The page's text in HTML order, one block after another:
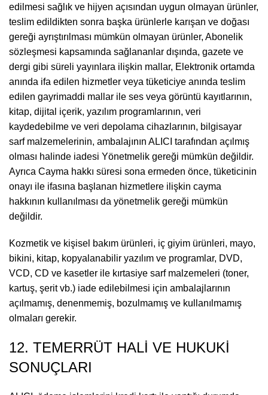
edilmesi sağlık ve hijyen açısından uygun olmayan ürünler,
teslim edildikten sonra başka ürünlerle karışan ve doğası
gereği ayrıştırılması mümkün olmayan ürünler, Abonelik
sözleşmesi kapsamında sağlananlar dışında, gazete ve
dergi gibi süreli yayınlara ilişkin mallar, Elektronik ortamda
anında ifa edilen hizmetler veya tüketiciye anında teslim
edilen gayrimaddi mallar ile ses veya görüntü kayıtlarının,
kitap, dijital içerik, yazılım programlarının, veri
kaydedebilme ve veri depolama cihazlarının, bilgisayar
sarf malzemelerinin, ambalajının ALICI tarafından açılmış
olması halinde iadesi Yönetmelik gereği mümkün değildir.
Ayrıca Cayma hakkı süresi sona ermeden önce, tüketicinin
onayı ile ifasına başlanan hizmetlere ilişkin cayma
hakkının kullanılması da yönetmelik gereği mümkün
değildir.
Kozmetik ve kişisel bakım ürünleri, iç giyim ürünleri, mayo,
bikini, kitap, kopyalanabilir yazılım ve programlar, DVD,
VCD, CD ve kasetler ile kırtasiye sarf malzemeleri (toner,
kartuş, şerit vb.) iade edilebilmesi için ambalajlarının
açılmamış, denenmemiş, bozulmamış ve kullanılmamış
olmaları gerekir.
12. TEMERRÜT HALİ VE HUKUKİ
SONUÇLARI